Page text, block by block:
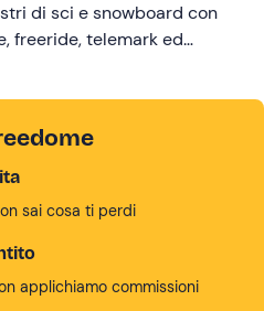
di sci e snowboard con
freeride, telemark ed
nostra scuola offre lezioni
parlano italiano, inglese,
Ti aspettiamo al campo
sai cosa ti perdi
applichiamo commissioni